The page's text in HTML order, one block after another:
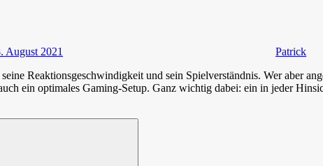
August 2021
Patrick
Reaktionsgeschwindigkeit und sein Spielverständnis. Wer aber
ein optimales Gaming-Setup. Ganz wichtig dabei: ein in jeder